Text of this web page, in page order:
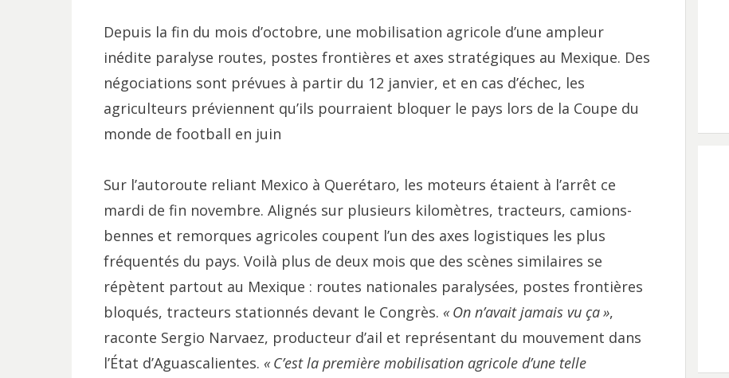
Depuis la fin du mois d’octobre, une mobilisation agricole d’une ampleur
inédite paralyse routes, postes frontières et axes stratégiques au Mexique. Des
négociations sont prévues à partir du 12 janvier, et en cas d’échec, les
agriculteurs préviennent qu’ils pourraient bloquer le pays lors de la Coupe du
monde de football en juin
Sur l’autoroute reliant Mexico à Querétaro, les moteurs étaient à l’arrêt ce
mardi de fin novembre. Alignés sur plusieurs kilomètres, tracteurs, camions-
bennes et remorques agricoles coupent l’un des axes logistiques les plus
fréquentés du pays. Voilà plus de deux mois que des scènes similaires se
répètent partout au Mexique : routes nationales paralysées, postes frontières
bloqués, tracteurs stationnés devant le Congrès. « On n’avait jamais vu ça»,
raconte Sergio Narvaez, producteur d’ail et représentant du mouvement dans
l’État d’Aguascalientes. « C’est la première mobilisation agricole d’une telle